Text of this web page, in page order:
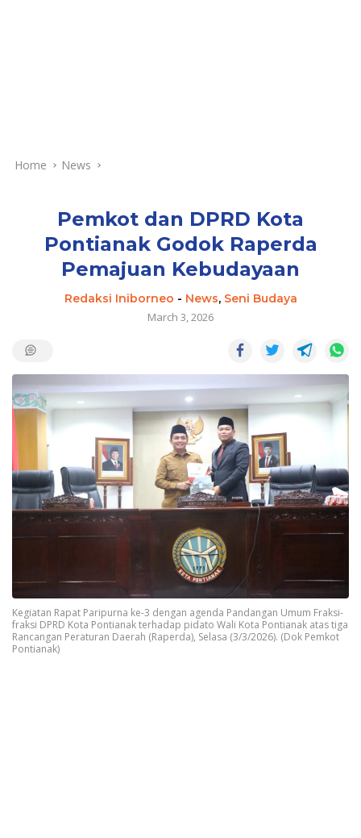
Home News
Pemkot dan DPRD Kota
Pontianak Godok Raperda
Pemajuan Kebudayaan
Redaksi Iniborneo - News, Seni Budaya
March 3, 2026
Kegiatan Rapat Paripurna ke-3 dengan agenda Pandangan Umum Fraksi-
fraksi DPRD Kota Pontianak terhadap pidato Wali Kota Pontianak atas tiga
Rancangan Peraturan Daerah (Raperda), Selasa (3/3/2026). (Dok Pemkot
Pontianak)